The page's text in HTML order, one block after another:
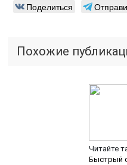
Поделиться
Похожие
Читайте
Быстрый